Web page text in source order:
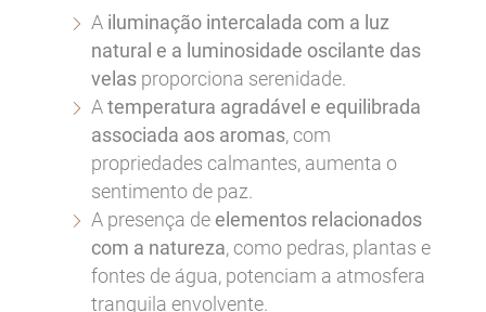
A iluminação intercalada com a luz
natural e a luminosidade oscilante das
velas proporciona serenidade.
Atemperatura agradável e equilibrada
associada aos aromas, com
propriedades calmantes, aumenta o
sentimento de paz.
A presença de elementos relacionados
com a natureza, como pedras, plantas e
fontes de água, potenciam a atmosfera
tranquila envolvente.